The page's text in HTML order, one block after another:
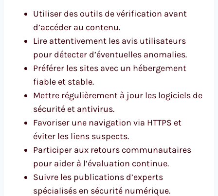
Utiliser des outils de vérification avant
d’accéder au contenu.
Lire attentivement les avis utilisateurs
pour détecter d’éventuelles anomalies.
Préférer les sites avec un hébergement
fiable et stable.
Mettre régulièrement à jour les logiciels de
sécurité et antivirus.
Favoriser une navigation via HTTPS et
éviter les liens suspects.
Participer aux retours communautaires
pour aider à l’évaluation continue.
Suivre les publications d’experts
spécialisés en sécurité numérique.